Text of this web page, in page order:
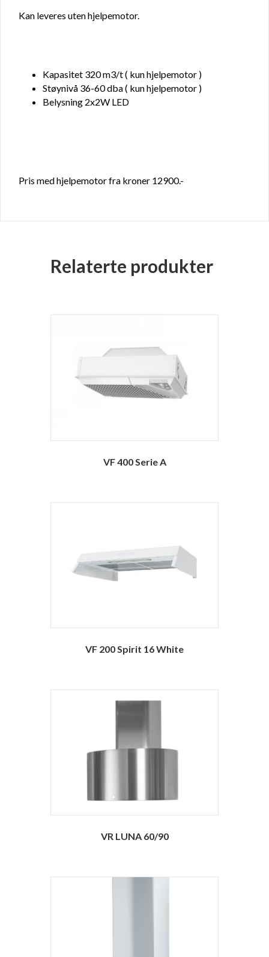
Kan leveres uten hjelpemotor.
Kapasitet 320 m3/t ( kun hjelpemotor )
Støynivå 36-60 dba ( kun hjelpemotor )
Belysning 2x2W LED
Pris med hjelpemotor fra kroner 12900.-
Relaterte produkter
VF 400 Serie A
VF 200 Spirit 16 White
VR LUNA 60/90